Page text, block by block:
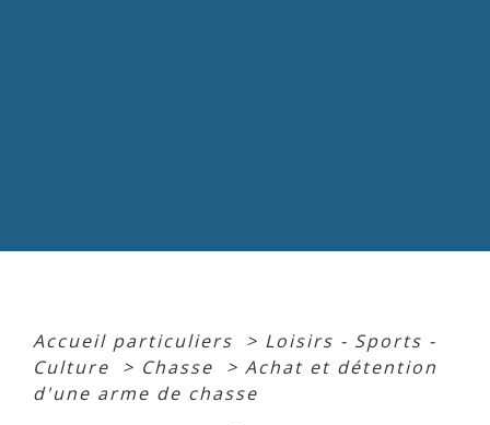
Accueil particuliers > Loisirs - Sports -
Culture
> Chasse > Achat et détention
d'une arme de chasse